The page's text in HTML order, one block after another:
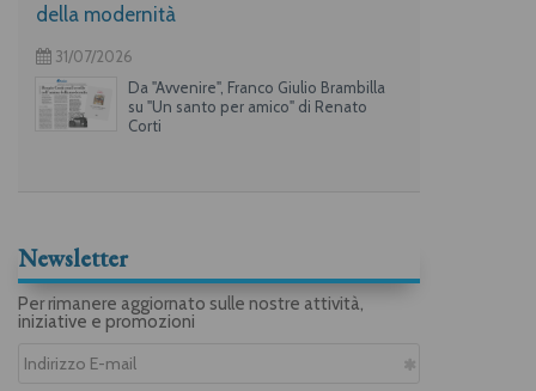
della modernità
31/07/2026
Da "Avvenire", Franco Giulio Brambilla
su "Un santo per amico" di Renato
Corti
Newsletter
Per rimanere aggiornato sulle nostre attività,
iniziative e promozioni